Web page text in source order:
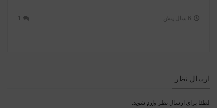
1 6 سال پیش
ارسال نظر
لطفا برای ارسال نظر وارد شوید.